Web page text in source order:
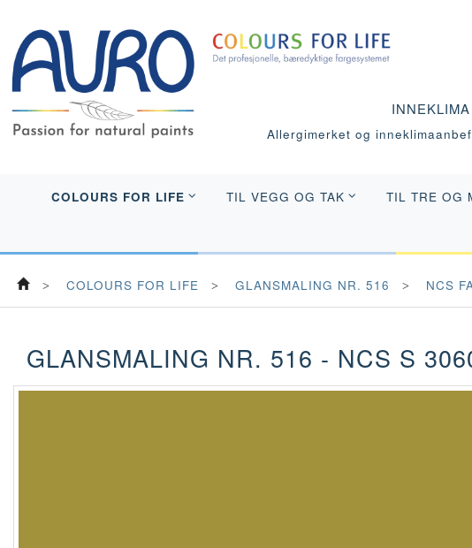
Allergimerket og
COLOURS FOR LIFE TIL VEGG OG TAK TIL TRE OG
COLOURS FOR LIFE GLANSMALING NR. 516 NCS
GLANSMALING NR. 516 - NCS S